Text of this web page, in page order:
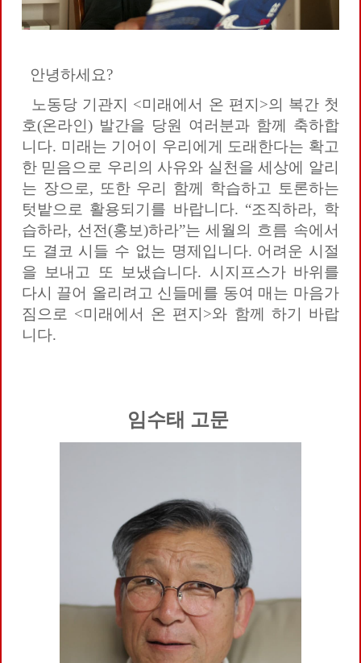
안녕하세요?
노동당 기관지 <미래에서 온 편지>의 복간 첫
호(온라인) 발간을 당원 여러분과 함께 축하합
니다. 미래는 기어이 우리에게 도래한다는 확고
한 믿음으로 우리의 사유와 실천을 세상에 알리
는 장으로, 또한 우리 함께 학습하고 토론하는
텃밭으로 활용되기를 바랍니다. “조직하라, 학
습하라, 선전(홍보)하라”는 세월의 흐름 속에서
도 결코 시들 수 없는 명제입니다. 어려운 시절
을 보내고 또 보냈습니다. 시지프스가 바위를
다시 끌어 올리려고 신들메를 동여 매는 마음가
짐으로 <미래에서 온 편지>와 함께 하기 바랍
니다.
임수태 고문